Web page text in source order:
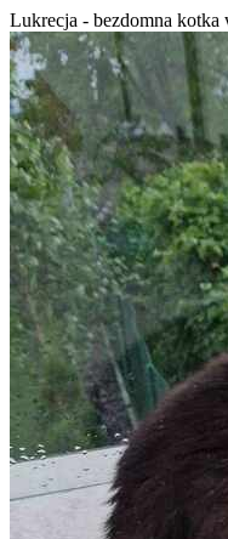
Lukrecja - bezdomna kotka